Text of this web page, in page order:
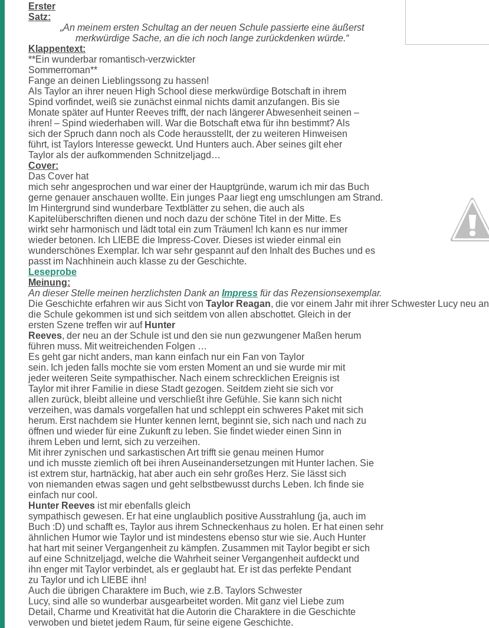
Erster
Satz:
„An meinem ersten Schultag an der neuen Schule passierte eine äußerst
merkwürdige Sache, an die ich noch lange zurückdenken würde.“
Klappentext:
**Ein wunderbar romantisch-verzwickter
Sommerroman**
Fange an deinen Lieblingssong zu hassen!
Als Taylor an ihrer neuen High School diese merkwürdige Botschaft in ihrem
Spind vorfindet, weiß sie zunächst einmal nichts damit anzufangen. Bis sie
Monate später auf Hunter Reeves trifft, der nach längerer Abwesenheit seinen –
ihren! – Spind wiederhaben will. War die Botschaft etwa für ihn bestimmt? Als
sich der Spruch dann noch als Code herausstellt, der zu weiteren Hinweisen
führt, ist Taylors Interesse geweckt. Und Hunters auch. Aber seines gilt eher
Taylor als der aufkommenden Schnitzeljagd…
Cover:
Das Cover hat
mich sehr angesprochen und war einer der Hauptgründe, warum ich mir das Buch
gerne genauer anschauen wollte. Ein junges Paar liegt eng umschlungen am Strand.
Im Hintergrund sind wunderbare Textblätter zu sehen, die auch als
Kapitelüberschriften dienen und noch dazu der schöne Titel in der Mitte. Es
wirkt sehr harmonisch und lädt total ein zum Träumen! Ich kann es nur immer
wieder betonen. Ich LIEBE die Impress-Cover. Dieses ist wieder einmal ein
wunderschönes Exemplar. Ich war sehr gespannt auf den Inhalt des Buches und es
passt im Nachhinein auch klasse zu der Geschichte.
Leseprobe
Meinung:
An dieser Stelle meinen herzlichsten Dank an Impress für das Rezensionsexemplar.
Die Geschichte erfahren wir aus Sicht von Taylor Reagan, die vor einem Jahr mit ihrer Schwester Lucy neu an
die Schule gekommen ist und sich seitdem von allen abschottet. Gleich in der
ersten Szene treffen wir auf Hunter
Reeves, der neu an der Schule ist und den sie nun gezwungener Maßen herum
führen muss. Mit weitreichenden Folgen …
Es geht gar nicht anders, man kann einfach nur ein Fan von Taylor
sein. Ich jeden falls mochte sie vom ersten Moment an und sie wurde mir mit
jeder weiteren Seite sympathischer. Nach einem schrecklichen Ereignis ist
Taylor mit ihrer Familie in diese Stadt gezogen. Seitdem zieht sie sich vor
allen zurück, bleibt alleine und verschließt ihre Gefühle. Sie kann sich nicht
verzeihen, was damals vorgefallen hat und schleppt ein schweres Paket mit sich
herum. Erst nachdem sie Hunter kennen lernt, beginnt sie, sich nach und nach zu
öffnen und wieder für eine Zukunft zu leben. Sie findet wieder einen Sinn in
ihrem Leben und lernt, sich zu verzeihen.
Mit ihrer zynischen und sarkastischen Art trifft sie genau meinen Humor
und ich musste ziemlich oft bei ihren Auseinandersetzungen mit Hunter lachen. Sie
ist extrem stur, hartnäckig, hat aber auch ein sehr großes Herz. Sie lässt sich
von niemanden etwas sagen und geht selbstbewusst durchs Leben. Ich finde sie
einfach nur cool.
Hunter Reeves ist mir ebenfalls gleich
sympathisch gewesen. Er hat eine unglaublich positive Ausstrahlung (ja, auch im
Buch :D) und schafft es, Taylor aus ihrem Schneckenhaus zu holen. Er hat einen sehr
ähnlichen Humor wie Taylor und ist mindestens ebenso stur wie sie. Auch Hunter
hat hart mit seiner Vergangenheit zu kämpfen. Zusammen mit Taylor begibt er sich
auf eine Schnitzeljagd, welche die Wahrheit seiner Vergangenheit aufdeckt und
ihn enger mit Taylor verbindet, als er geglaubt hat. Er ist das perfekte Pendant
zu Taylor und ich LIEBE ihn!
Auch die übrigen Charaktere im Buch, wie z.B. Taylors Schwester
Lucy, sind alle so wunderbar ausgearbeitet worden. Mit ganz viel Liebe zum
Detail, Charme und Kreativität hat die Autorin die Charaktere in die Geschichte
verwoben und bietet jedem Raum, für seine eigene Geschichte.